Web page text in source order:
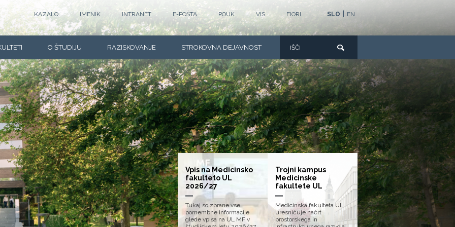
SLO EN
KAZALO IMENIK INTRANET E-POŠTA POUK VIS FIORI
O ŠTUDIJU RAZISKOVANJE STROKOVNA DEJAVNOST
Trojni kampus
Medicinske
fakultete UL
Medicinska fakulteta UL
uresničuje načrt
prostorskega in
Vpis na Medicinsko
fakulteto UL
2026/27
Tukaj so zbrane vse
pomembne informacije
glede vpisa na UL MF v